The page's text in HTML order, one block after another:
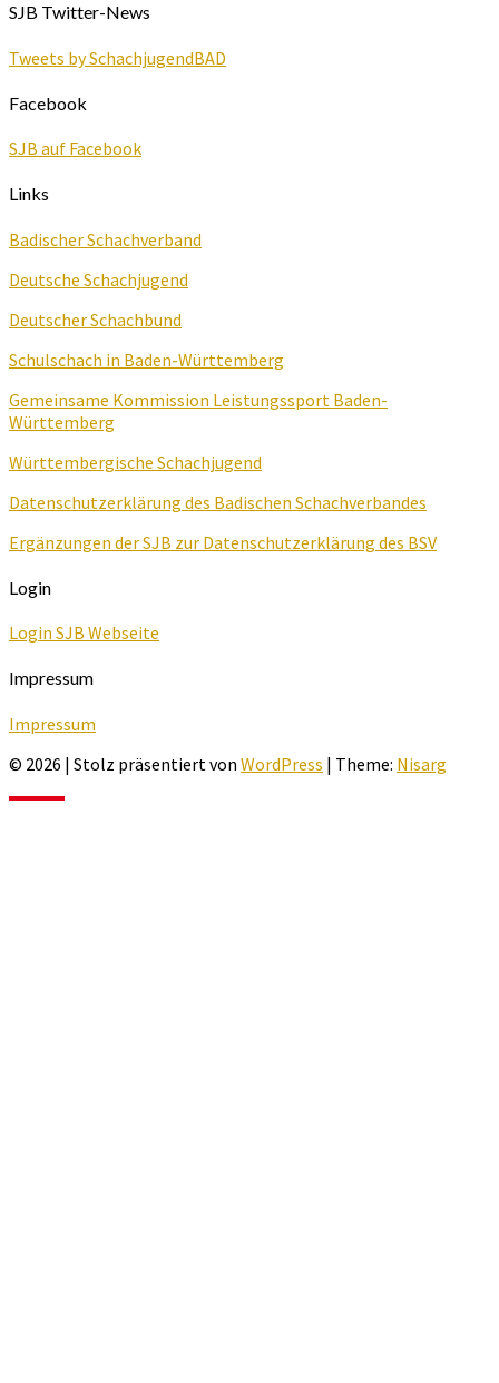
SJB Twitter-News
Tweets by SchachjugendBAD
Facebook
SJB auf Facebook
Links
Badischer Schachverband
Deutsche Schachjugend
Deutscher Schachbund
Schulschach in Baden-Württemberg
Gemeinsame Kommission Leistungssport Baden-
Württemberg
Württembergische Schachjugend
Datenschutzerklärung des Badischen Schachverbandes
Ergänzungen der SJB zur Datenschutzerklärung des BSV
Login
Login SJB Webseite
Impressum
Impressum
© 2026 | Stolz präsentiert von WordPress | Theme: Nisarg